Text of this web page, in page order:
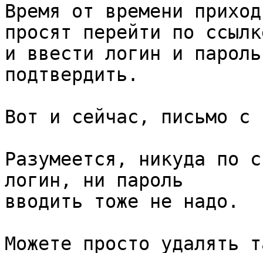
Время от времени
просят перейти по
и ввести логин и
подтвердить.
Вот и сейчас, письмо с
Разумеется, никуда по
логин, ни пароль
вводить тоже не надо.
Можете просто удалять